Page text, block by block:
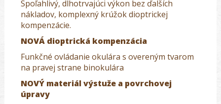
Spoľahlivý, dlhotrvajúci výkon bez ďalších
nákladov, komplexný krúžok dioptrickej
kompenzácie.
NOVÁ dioptrická kompenzácia
Funkčné ovládanie okulára s overeným tvarom
na pravej strane binokulára
NOVÝ materiál výstuže a povrchovej
úpravy